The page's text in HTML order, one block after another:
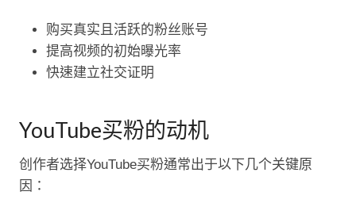
购买真实且活跃的粉丝账号
提高视频的初始曝光率
快速建立社交证明
YouTube买粉的动机
创作者选择YouTube买粉通常出于以下几个关键原
因：